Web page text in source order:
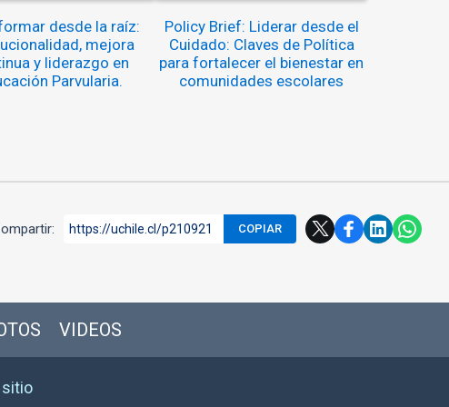
desde la raíz:
mejora
y liderazgo en
Parvularia.
Policy Brief: Liderar desde el
Cuidado: Claves de Política
para fortalecer el bienestar en
comunidades escolares
https://uchile.cl/p210921 COPIAR
VIDEOS
sitio